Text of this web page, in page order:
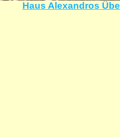
Haus Alexandros